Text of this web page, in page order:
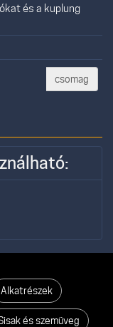
és a kuplung
csomag
Alkatrészek
és szemüveg